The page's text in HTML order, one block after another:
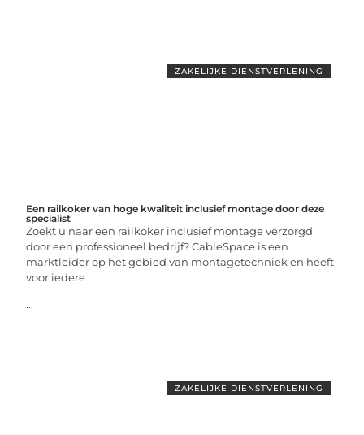
ZAKELIJKE DIENSTVERLENING
Een railkoker van hoge kwaliteit inclusief montage door deze
specialist
Zoekt u naar een railkoker inclusief montage verzorgd
door een professioneel bedrijf? CableSpace is een
marktleider op het gebied van montagetechniek en heeft
voor iedere
...
ZAKELIJKE DIENSTVERLENING